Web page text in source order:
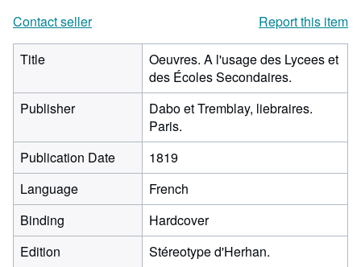
Contact seller
Report this item
Title
Oeuvres. A l'usage des Lycees et
des Écoles Secondaires.
Publisher
Dabo et Tremblay, liebraires.
Paris.
Publication Date
1819
Language
French
Binding
Hardcover
Edition
Stéreotype d'Herhan.